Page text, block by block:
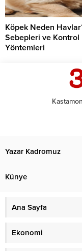
Köpek Neden
Sebepleri ve Kontrol
Yöntemleri
Yazar Kadromuz
Künye
Ana Sayfa
Ekonomi